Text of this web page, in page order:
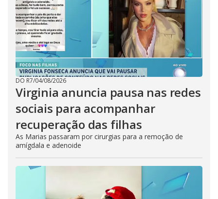
DO R7/04/08/2026
Virginia anuncia pausa nas redes
sociais para acompanhar
recuperação das filhas
As Marias passaram por cirurgias para a remoção de
amígdala e adenoide